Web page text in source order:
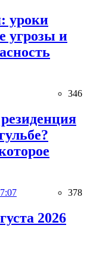
уроки
угрозы и
346
378
2026